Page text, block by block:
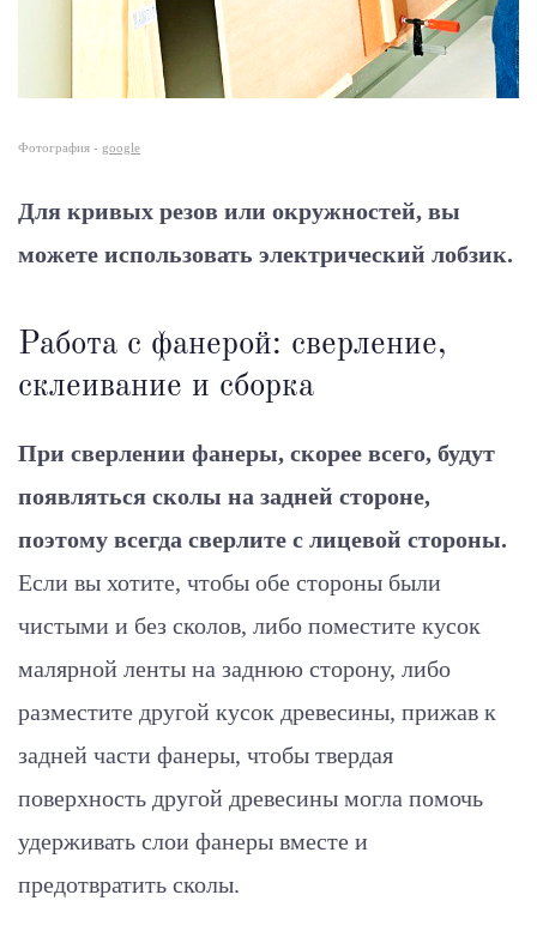
Фотография - google
Для кривых резов или окружностей, вы
можете использовать электрический лобзик.
Работа с фанерой: сверление,
склеивание и сборка
При сверлении фанеры, скорее всего, будут
появляться сколы на задней стороне,
поэтому всегда сверлите с лицевой стороны.
Если вы хотите, чтобы обе стороны были
чистыми и без сколов, либо поместите кусок
малярной ленты на заднюю сторону, либо
разместите другой кусок древесины, прижав к
задней части фанеры, чтобы твердая
поверхность другой древесины могла помочь
удерживать слои фанеры вместе и
предотвратить сколы.